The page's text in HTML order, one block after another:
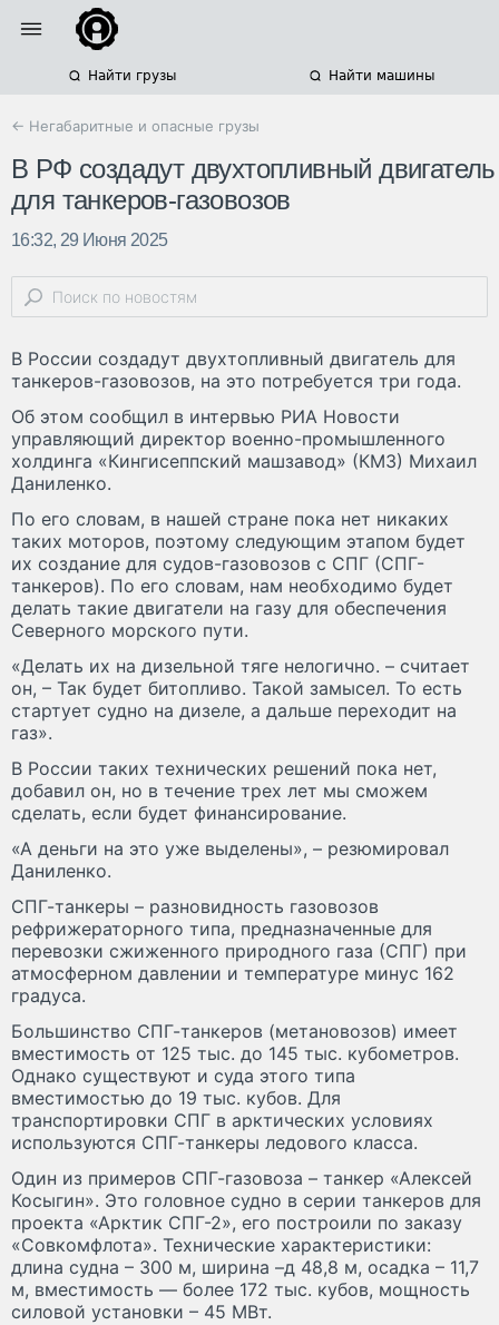
Найти грузы Найти машины
← Негабаритные и опасные грузы
В РФ создадут двухтопливный двигатель
для танкеров-газовозов
16:32, 29 Июня 2025
В России создадут двухтопливный двигатель для
танкеров-газовозов, на это потребуется три года.
Об этом сообщил в интервью РИА Новости
управляющий директор военно-промышленного
холдинга «Кингисеппский машзавод» (КМЗ) Михаил
Даниленко.
По его словам, в нашей стране пока нет никаких
таких моторов, поэтому следующим этапом будет
их создание для судов-газовозов с СПГ (СПГ-
танкеров). По его словам, нам необходимо будет
делать такие двигатели на газу для обеспечения
Северного морского пути.
«Делать их на дизельной тяге нелогично. – считает
он, – Так будет битопливо. Такой замысел. То есть
стартует судно на дизеле, а дальше переходит на
газ».
В России таких технических решений пока нет,
добавил он, но в течение трех лет мы сможем
сделать, если будет финансирование.
«А деньги на это уже выделены», – резюмировал
Даниленко.
СПГ-танкеры – разновидность газовозов
рефрижераторного типа, предназначенные для
перевозки сжиженного природного газа (СПГ) при
атмосферном давлении и температуре минус 162
градуса.
Большинство СПГ-танкеров (метановозов) имеет
вместимость от 125 тыс. до 145 тыс. кубометров.
Однако существуют и суда этого типа
вместимостью до 19 тыс. кубов. Для
транспортировки СПГ в арктических условиях
используются СПГ-танкеры ледового класса.
Один из примеров СПГ-газовоза – танкер «Алексей
Косыгин». Это головное судно в серии танкеров для
проекта «Арктик СПГ-2», его построили по заказу
«Совкомфлота». Технические характеристики:
длина судна – 300 м, ширина –д 48,8 м, осадка – 11,7
м, вместимость — более 172 тыс. кубов, мощность
силовой установки – 45 МВт.